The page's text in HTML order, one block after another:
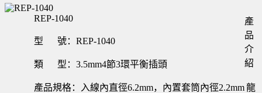
REP-1040
型 號：REP-1040
類 型：3.5mm4節3環平衡插頭
產品規格：入線內直徑6.2mm，內置套筒內徑2.2mm
產
品
介
紹
龍